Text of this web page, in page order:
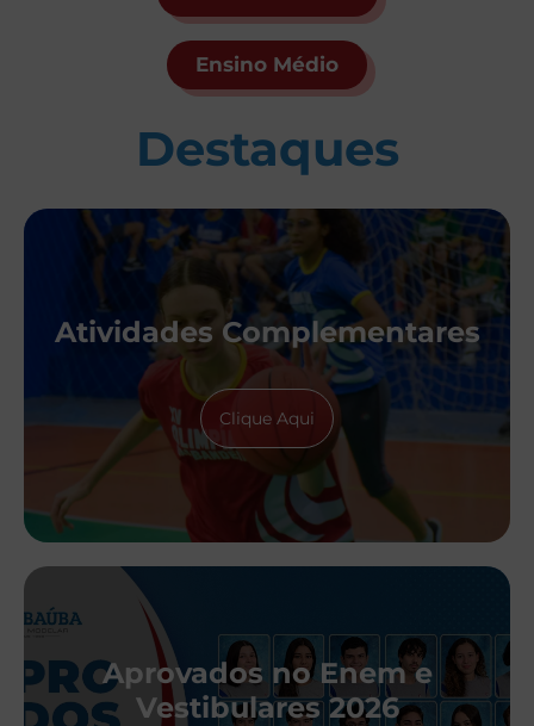
Ensino Médio
Destaques
Atividades Complementares
Clique Aqui
Aprovados no Enem e
Vestibulares 2026